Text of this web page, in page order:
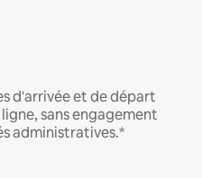
d'arrivée et de départ
sans engagement
administratives.*